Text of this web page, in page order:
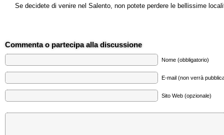
Se decidete di venire nel Salento, non potete perdere le bellissime
Commenta o partecipa alla discussione
Nome (obbligatorio)
E-mail (non verrà
Sito Web (opzionale)